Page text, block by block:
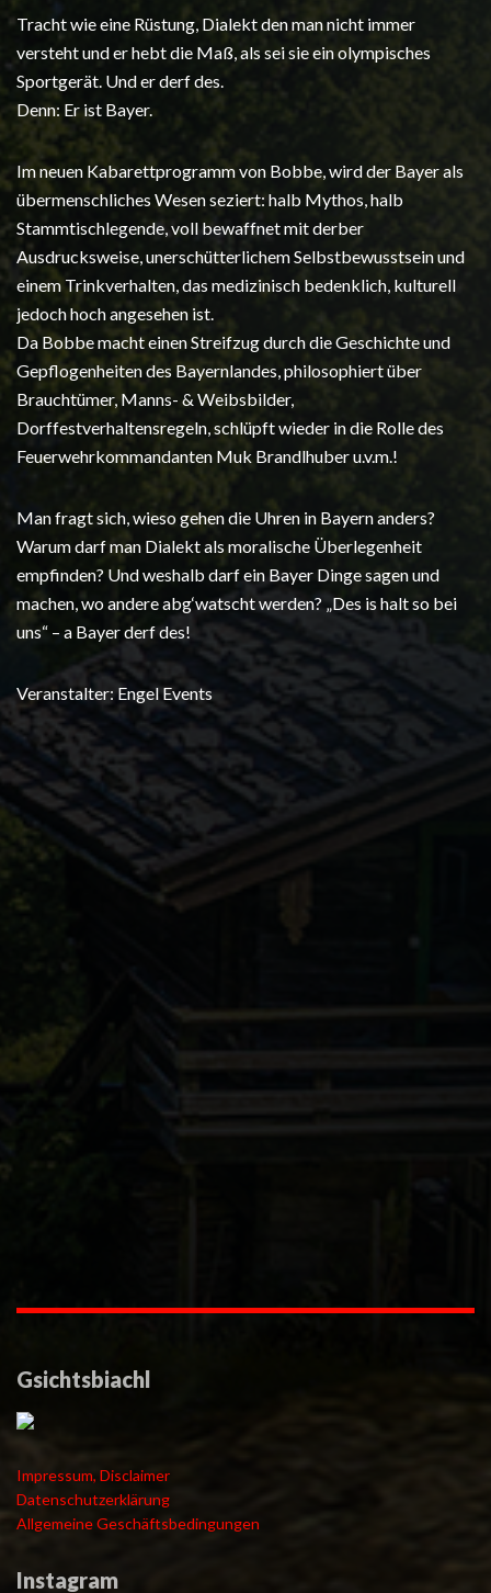
Tracht wie eine Rüstung, Dialekt den man nicht immer
versteht und er hebt die Maß, als sei sie ein olympisches
Sportgerät. Und er derf des.
Denn: Er ist Bayer.
Im neuen Kabarettprogramm von Bobbe, wird der Bayer als
übermenschliches Wesen seziert: halb Mythos, halb
Stammtischlegende, voll bewaffnet mit derber
Ausdrucksweise, unerschütterlichem Selbstbewusstsein und
einem Trinkverhalten, das medizinisch bedenklich, kulturell
jedoch hoch angesehen ist.
Da Bobbe macht einen Streifzug durch die Geschichte und
Gepflogenheiten des Bayernlandes, philosophiert über
Brauchtümer, Manns- & Weibsbilder,
Dorffestverhaltensregeln, schlüpft wieder in die Rolle des
Feuerwehrkommandanten Muk Brandlhuber u.v.m.!
Man fragt sich, wieso gehen die Uhren in Bayern anders?
Warum darf man Dialekt als moralische Überlegenheit
empfinden? Und weshalb darf ein Bayer Dinge sagen und
machen, wo andere abg‘watscht werden? „Des is halt so bei
uns“ – a Bayer derf des!
Veranstalter: Engel Events
Gsichtsbiachl
Impressum, Disclaimer
Datenschutzerklärung
Allgemeine Geschäftsbedingungen
Instagram